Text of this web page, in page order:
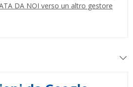
DA NOI verso un altro gestore